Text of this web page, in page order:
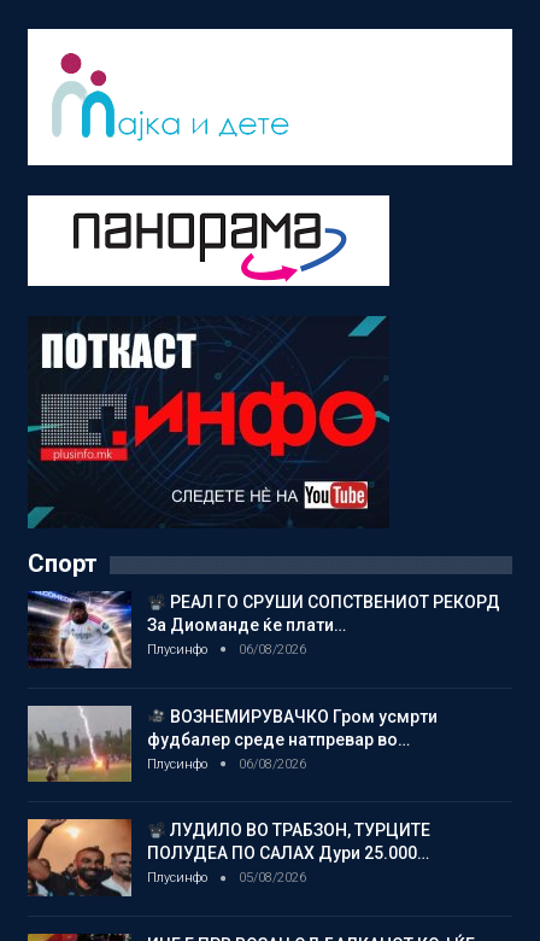
Спорт
РЕАЛ ГО СРУШИ СОПСТВЕНИОТ РЕКОРД
За Диоманде ќе плати…
Плусинфо 06/08/2026
ВОЗНЕМИРУВАЧКО Гром усмрти
фудбалер среде натпревар во…
Плусинфо 06/08/2026
ЛУДИЛО ВО ТРАБЗОН, ТУРЦИТЕ
ПОЛУДЕА ПО САЛАХ Дури 25.000…
Плусинфо 05/08/2026